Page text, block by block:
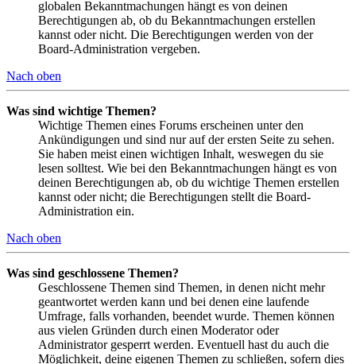
globalen Bekanntmachungen hängt es von deinen
Berechtigungen ab, ob du Bekanntmachungen erstellen
kannst oder nicht. Die Berechtigungen werden von der
Board-Administration vergeben.
Nach oben
Was sind wichtige Themen?
Wichtige Themen eines Forums erscheinen unter den
Ankündigungen und sind nur auf der ersten Seite zu sehen.
Sie haben meist einen wichtigen Inhalt, weswegen du sie
lesen solltest. Wie bei den Bekanntmachungen hängt es von
deinen Berechtigungen ab, ob du wichtige Themen erstellen
kannst oder nicht; die Berechtigungen stellt die Board-
Administration ein.
Nach oben
Was sind geschlossene Themen?
Geschlossene Themen sind Themen, in denen nicht mehr
geantwortet werden kann und bei denen eine laufende
Umfrage, falls vorhanden, beendet wurde. Themen können
aus vielen Gründen durch einen Moderator oder
Administrator gesperrt werden. Eventuell hast du auch die
Möglichkeit, deine eigenen Themen zu schließen, sofern dies